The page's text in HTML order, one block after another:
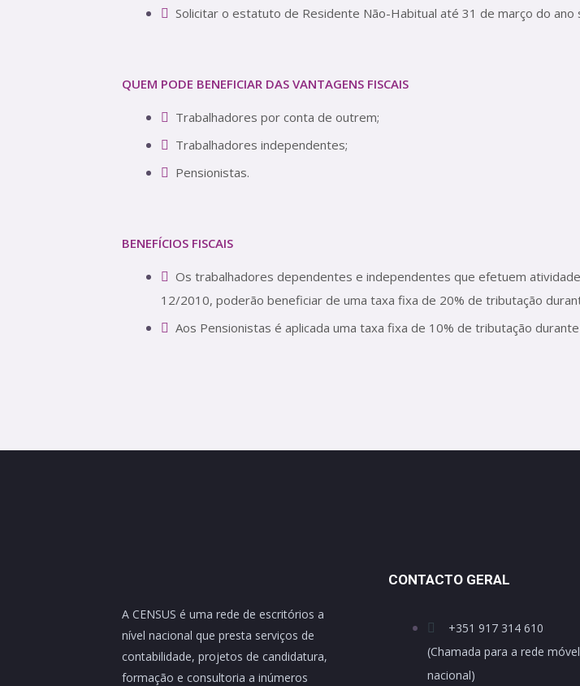
Solicitar o estatuto de Residente Não-Habitual até 31 de março do ano
QUEM PODE BENEFICIAR DAS VANTAGENS FISCAIS
Trabalhadores por conta de outrem;
Trabalhadores independentes;
Pensionistas.
BENEFÍCIOS FISCAIS
Os trabalhadores dependentes e independentes que efetuem
12/2010, poderão beneficiar de uma taxa fixa de 20% de tributação
Aos Pensionistas é aplicada uma taxa fixa de 10% de tributação
A CENSUS é uma rede de escritórios a
nível nacional que presta serviços de
contabilidade, projetos de candidatura,
formação e consultoria a inúmeros
CONTACTO GERAL
+351 917 314 610
(Chamada para a rede móvel
nacional)